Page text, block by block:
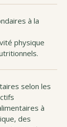
à la
physique
selon les
à
des